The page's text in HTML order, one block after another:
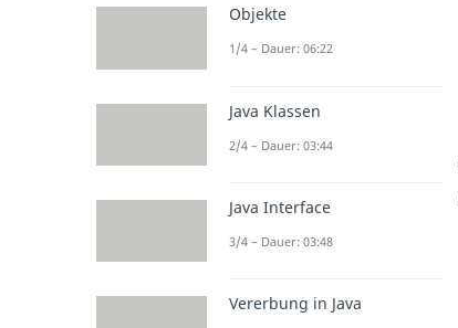
Objekte
1/4 – Dauer: 06:22
Java Klassen
2/4 – Dauer: 03:44
Java Interface
3/4 – Dauer: 03:48
Vererbung in Java